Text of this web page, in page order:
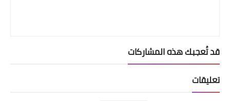
قد تُعجبك هذه المشاركات
تعليقات